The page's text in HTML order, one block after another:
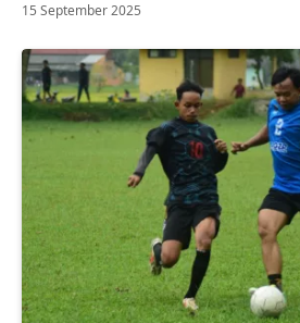
15 September 2025